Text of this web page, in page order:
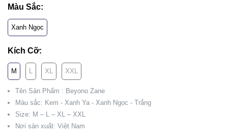
Màu Sắc:
Xanh Ngọc
Kích Cỡ:
M L XL XXL
Tên Sản Phẩm : Beyono Zane
Màu sắc: Kem - Xanh Ya - Xanh Ngọc - Trắng
Size: M – L – XL – XXL
Nơi sản xuất: Việt Nam